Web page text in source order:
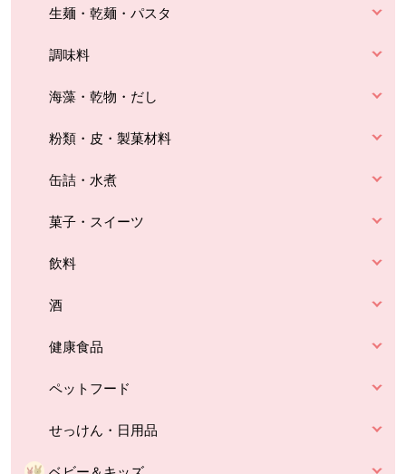
生麺・乾麺・パスタ
調味料
海藻・乾物・だし
粉類・皮・製菓材料
缶詰・水煮
菓子・スイーツ
飲料
酒
健康食品
ペットフード
せっけん・日用品